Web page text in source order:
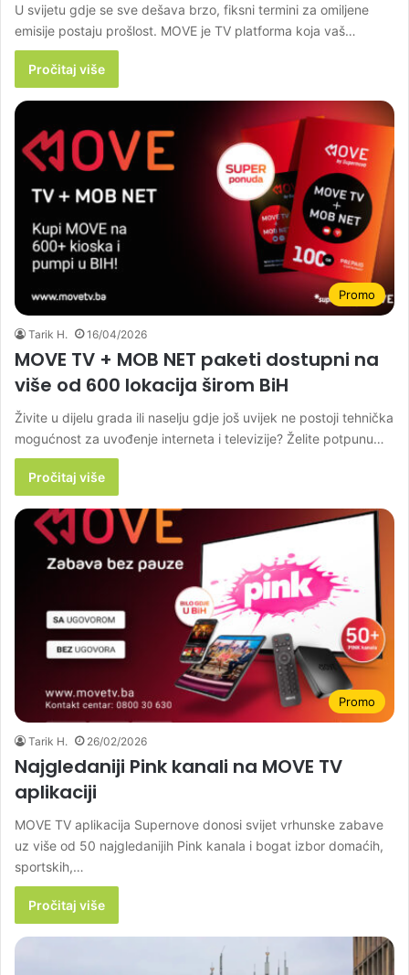
U svijetu gdje se sve dešava brzo, fiksni termini za omiljene
emisije postaju prošlost. MOVE je TV platforma koja vaš…
Pročitaj više
Promo
Tarik H. 16/04/2026
MOVE TV + MOB NET paketi dostupni na
više od 600 lokacija širom BiH
Živite u dijelu grada ili naselju gdje još uvijek ne postoji tehnička
mogućnost za uvođenje interneta i televizije? Želite potpunu…
Pročitaj više
Promo
Tarik H. 26/02/2026
Najgledaniji Pink kanali na MOVE TV
aplikaciji
MOVE TV aplikacija Supernove donosi svijet vrhunske zabave
uz više od 50 najgledanijih Pink kanala i bogat izbor domaćih,
sportskih,…
Pročitaj više